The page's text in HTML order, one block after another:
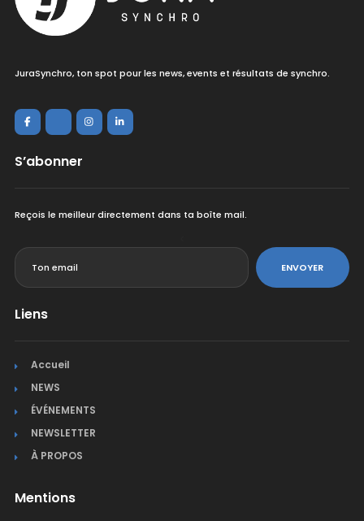
JuraSynchro, ton spot pour les news, events et résultats de synchro.
S’abonner
Reçois le meilleur directement dans ta boîte mail.
ENVOYER
Liens
Accueil
NEWS
ÉVÉNEMENTS
NEWSLETTER
À PROPOS
Mentions